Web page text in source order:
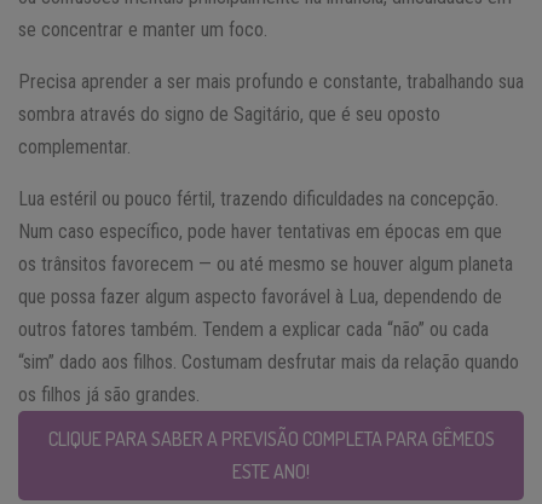
se concentrar e manter um foco.
Precisa aprender a ser mais profundo e constante, trabalhando sua
sombra através do signo de Sagitário, que é seu oposto
complementar.
Lua estéril ou pouco fértil, trazendo dificuldades na concepção.
Num caso específico, pode haver tentativas em épocas em que
os trânsitos favorecem — ou até mesmo se houver algum planeta
que possa fazer algum aspecto favorável à Lua, dependendo de
outros fatores também. Tendem a explicar cada “não” ou cada
“sim” dado aos filhos. Costumam desfrutar mais da relação quando
os filhos já são grandes.
CLIQUE PARA SABER A PREVISÃO COMPLETA PARA GÊMEOS
ESTE ANO!